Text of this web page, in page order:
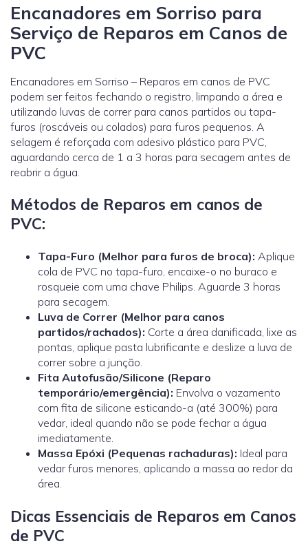
Encanadores em Sorriso para
Serviço de Reparos em Canos de
PVC
Encanadores em Sorriso – Reparos em canos de PVC
podem ser feitos fechando o registro, limpando a área e
utilizando luvas de correr para canos partidos ou tapa-
furos (roscáveis ou colados) para furos pequenos. A
selagem é reforçada com adesivo plástico para PVC,
aguardando cerca de 1 a 3 horas para secagem antes de
reabrir a água.
Métodos de Reparos em canos de
PVC:
Tapa-Furo (Melhor para furos de broca): Aplique
cola de PVC no tapa-furo, encaixe-o no buraco e
rosqueie com uma chave Philips. Aguarde 3 horas
para secagem.
Luva de Correr (Melhor para canos
partidos/rachados): Corte a área danificada, lixe as
pontas, aplique pasta lubrificante e deslize a luva de
correr sobre a junção.
Fita Autofusão/Silicone (Reparo
temporário/emergência): Envolva o vazamento
com fita de silicone esticando-a (até 300%) para
vedar, ideal quando não se pode fechar a água
imediatamente.
Massa Epóxi (Pequenas rachaduras): Ideal para
vedar furos menores, aplicando a massa ao redor da
área.
Dicas Essenciais de Reparos em Canos
de PVC